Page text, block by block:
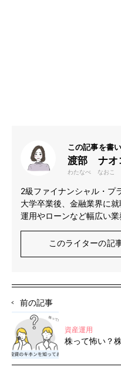
この記事を書
渡部 ナオ
わたなべ なおこ
2級ファイナンシャル・プ
大学卒業後、金融業界に
運用やローンなど幅広い
結婚・出産やマイホーム
プライベートでは、保育
このライターの記
前の記事
資産運用
株って怖い？